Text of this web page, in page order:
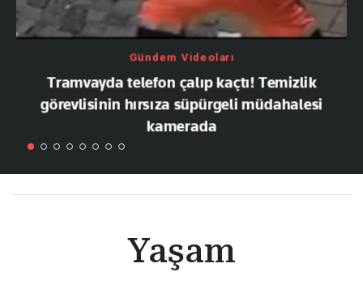
Gündem Videoları
Tramvayda telefon çalıp kaçtı! Temizlik
görevlisinin hırsıza süpürgeli müdahalesi
kamerada
Yaşam